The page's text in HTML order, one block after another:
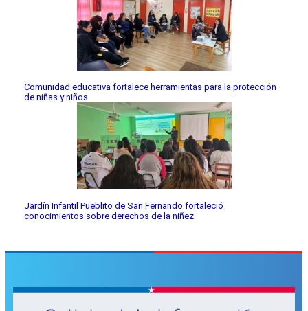
Comunidad educativa fortalece herramientas para la protección
de niñas y niños
Jardín Infantil Pueblito de San Fernando fortaleció
conocimientos sobre derechos de la niñez